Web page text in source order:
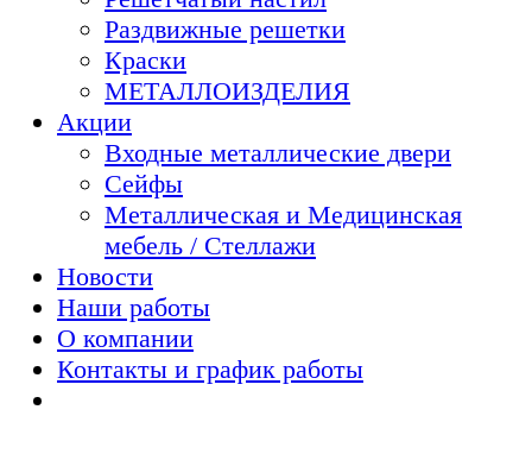
Раздвижные решетки
Краски
МЕТАЛЛОИЗДЕЛИЯ
Акции
Входные металлические двери
Сейфы
Металлическая и Медицинская
мебель / Стеллажи
Новости
Наши работы
О компании
Контакты и график работы